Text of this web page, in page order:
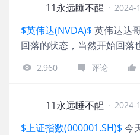
11永远睡不醒 · 2024-
$英伟达(NVDA)$ 英伟达达
回落的状态，当然开始回落
2,960 评论
11永远睡不醒 · 2024-
$上证指数(000001.SH)$ 今